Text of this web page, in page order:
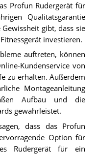
Profun Rudergerät für
Qualitätsgarantie
gibt, dass sie
investieren.
auftreten, können
Kundenservice von
zu erhalten. Außerdem
Montageanleitung
Aufbau und die
gewährleistet.
dass das Profun
Option für
Rudergerät für ein